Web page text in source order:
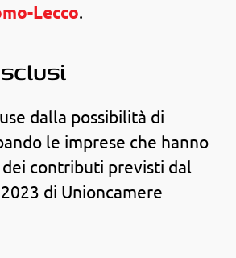
Lecco.
dalla possibilità di
le imprese che hanno
contributi previsti dal
di Unioncamere